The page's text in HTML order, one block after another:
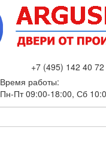
+7 (495) 142 40 72
Время работы:
Пн-Пт 09:00-18:00, Сб